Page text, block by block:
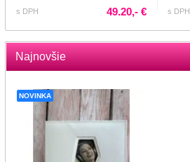
s DPH 49.20,- €
s DPH
Najnovšie
NOVINKA